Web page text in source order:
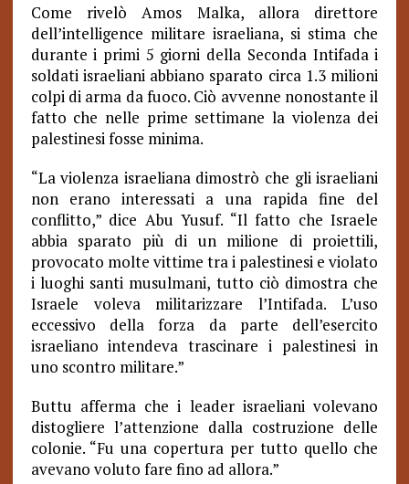
Come rivelò Amos Malka, allora direttore
dell’intelligence militare israeliana, si stima che
durante i primi 5 giorni della Seconda Intifada i
soldati israeliani abbiano sparato circa 1.3 milioni
colpi di arma da fuoco. Ciò avvenne nonostante il
fatto che nelle prime settimane la violenza dei
palestinesi fosse minima.
“La violenza israeliana dimostrò che gli israeliani
non erano interessati a una rapida fine del
conflitto,” dice Abu Yusuf. “Il fatto che Israele
abbia sparato più di un milione di proiettili,
provocato molte vittime tra i palestinesi e violato
i luoghi santi musulmani, tutto ciò dimostra che
Israele voleva militarizzare l’Intifada. L’uso
eccessivo della forza da parte dell’esercito
israeliano intendeva trascinare i palestinesi in
uno scontro militare.”
Buttu afferma che i leader israeliani volevano
distogliere l’attenzione dalla costruzione delle
colonie. “Fu una copertura per tutto quello che
avevano voluto fare fino ad allora.”